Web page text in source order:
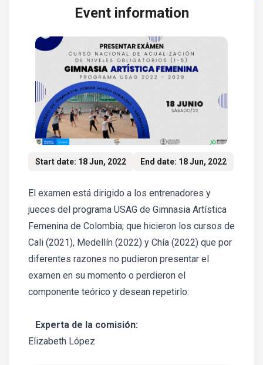
Event information
Start date: 18 Jun, 2022 End date: 18 Jun, 2022
El examen está dirigido a los entrenadores y
jueces del programa USAG de Gimnasia Artística
Femenina de Colombia; que hicieron los cursos de
Cali (2021), Medellín (2022) y Chía (2022) que por
diferentes razones no pudieron presentar el
examen en su momento o perdieron el
componente teórico y desean repetirlo:
Experta de la comisión:
Elizabeth López